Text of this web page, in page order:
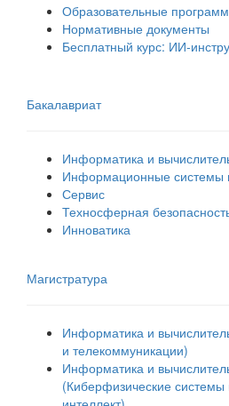
Образовательные
Нормативные документы
Бесплатный курс:
Бакалавриат
Информатика и
Информационные системы
Сервис
Техносферная
Инноватика
Магистратура
Информатика и
и телекоммуникации)
Информатика и
(Киберфизические системы